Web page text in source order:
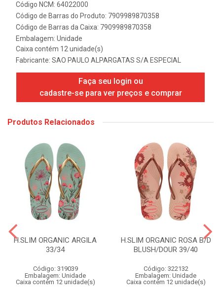
Código NCM: 64022000
Código de Barras do Produto: 7909989870358
Código de Barras da Caixa: 7909989870358
Embalagem: Unidade
Caixa contém 12 unidade(s)
Fabricante: SAO PAULO ALPARGATAS S/A ESPECIAL
Faça seu login ou
cadastre-se para ver preços e comprar
Produtos Relacionados
H.SLIM ORGANIC ARGILA
33/34
Código: 319039
Embalagem: Unidade
Caixa contém 12 unidade(s)
H.SLIM ORGANIC ROSA B/D
BLUSH/DOUR 39/40
Código: 322132
Embalagem: Unidade
Caixa contém 12 unidade(s)